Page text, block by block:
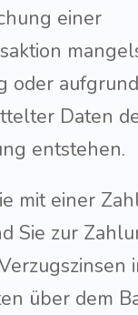
einer
oder
Daten
entstehen.
mit einer
Sie zur
über dem